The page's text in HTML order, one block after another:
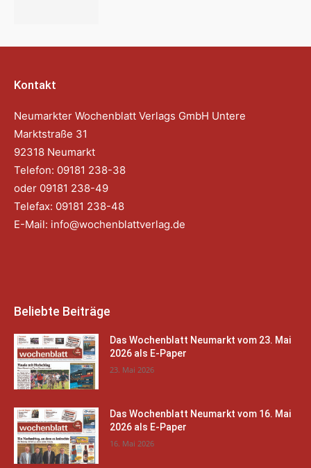
Kontakt
Neumarkter Wochenblatt Verlags GmbH Untere
Marktstraße 31
92318 Neumarkt
Telefon: 09181 238-38
oder 09181 238-49
Telefax: 09181 238-48
E-Mail: info@wochenblattverlag.de
Beliebte Beiträge
Das Wochenblatt Neumarkt vom 23. Mai
2026 als E-Paper
23. Mai 2026
Das Wochenblatt Neumarkt vom 16. Mai
2026 als E-Paper
16. Mai 2026